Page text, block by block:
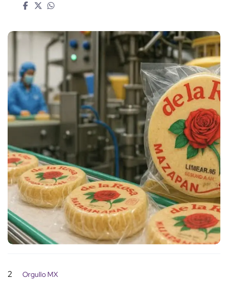
2 Orgullo MX